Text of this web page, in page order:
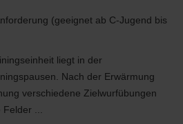
(geeignet ab C-Jugend bis
liegt in der
Nach der Erwärmung
verschiedene Zielwurfübungen
...